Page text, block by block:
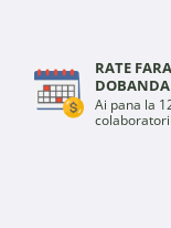
RATE FARA
DOBANDA
Ai pana la